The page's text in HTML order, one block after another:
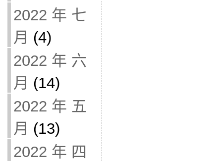
2022 年 七
月 (4)
2022 年 六
月 (14)
2022 年 五
月 (13)
2022 年 四